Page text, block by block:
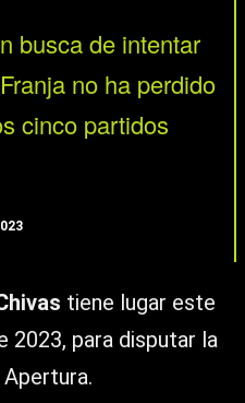
busca de intentar
no ha perdido
cinco partidos
tiene lugar este
2023, para disputar la